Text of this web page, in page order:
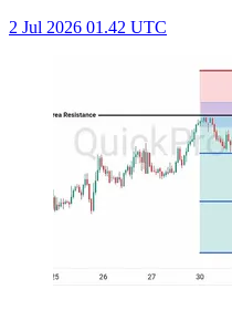
2 Jul 2026 01.42 UTC